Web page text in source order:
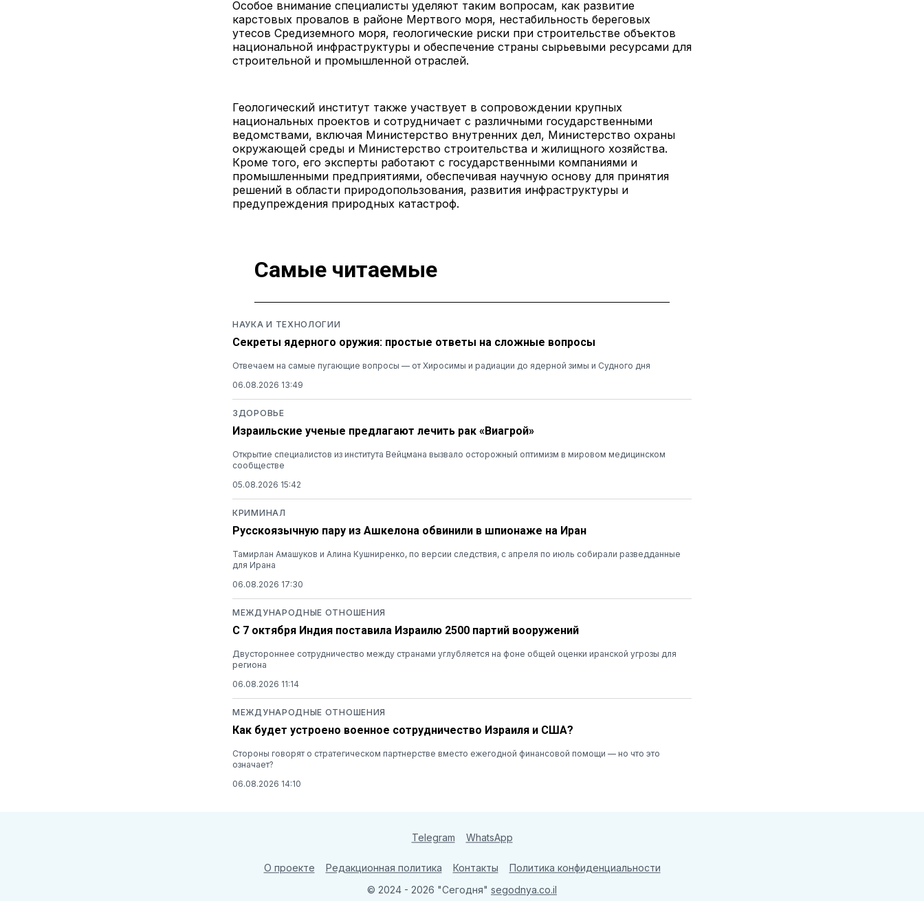
Особое внимание специалисты уделяют таким вопросам, как развитие
карстовых провалов в районе Мертвого моря, нестабильность береговых
утесов Средиземного моря, геологические риски при строительстве объектов
национальной инфраструктуры и обеспечение страны сырьевыми ресурсами для
строительной и промышленной отраслей.
Геологический институт также участвует в сопровождении крупных
национальных проектов и сотрудничает с различными государственными
ведомствами, включая Министерство внутренних дел, Министерство охраны
окружающей среды и Министерство строительства и жилищного хозяйства.
Кроме того, его эксперты работают с государственными компаниями и
промышленными предприятиями, обеспечивая научную основу для принятия
решений в области природопользования, развития инфраструктуры и
предупреждения природных катастроф.
Самые читаемые
НАУКА И ТЕХНОЛОГИИ
Секреты ядерного оружия: простые ответы на сложные вопросы
Отвечаем на самые пугающие вопросы — от Хиросимы и радиации до ядерной зимы и Судного дня
06.08.2026 13:49
ЗДОРОВЬЕ
Израильские ученые предлагают лечить рак «Виагрой»
Открытие специалистов из института Вейцмана вызвало осторожный оптимизм в мировом медицинском
сообществе
05.08.2026 15:42
КРИМИНАЛ
Русскоязычную пару из Ашкелона обвинили в шпионаже на Иран
Тамирлан Амашуков и Алина Кушниренко, по версии следствия, с апреля по июль собирали разведданные
для Ирана
06.08.2026 17:30
МЕЖДУНАРОДНЫЕ ОТНОШЕНИЯ
С 7 октября Индия поставила Израилю 2500 партий вооружений
Двустороннее сотрудничество между странами углубляется на фоне общей оценки иранской угрозы для
региона
06.08.2026 11:14
МЕЖДУНАРОДНЫЕ ОТНОШЕНИЯ
Как будет устроено военное сотрудничество Израиля и США?
Стороны говорят о стратегическом партнерстве вместо ежегодной финансовой помощи — но что это
означает?
06.08.2026 14:10
Telegram WhatsApp
О проекте Редакционная политика Контакты
Политика конфиденциальности
© 2024 - 2026 "Сегодня" segodnya.co.il